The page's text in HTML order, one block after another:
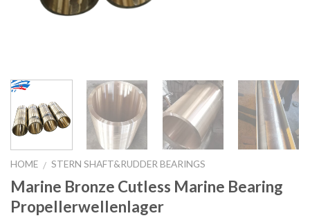
HOME / STERN SHAFT&RUDDER BEARINGS
Marine Bronze Cutless Marine Bearing
Propellerwellenlager